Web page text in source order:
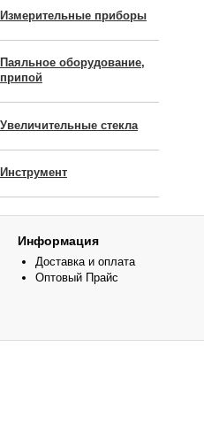
Измерительные приборы
Паяльное оборудование,
припой
Увеличительные стекла
Инструмент
Информация
Доставка и оплата
Оптовый Прайс